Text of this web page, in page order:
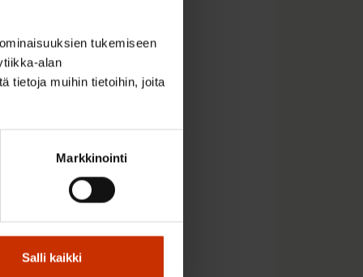
tukemiseen
alan
tietoja muihin tietoihin, joita
Markkinointi
Salli kaikki
markkinat ovat
osalta
edellyttäisi.
yhteiskunnan